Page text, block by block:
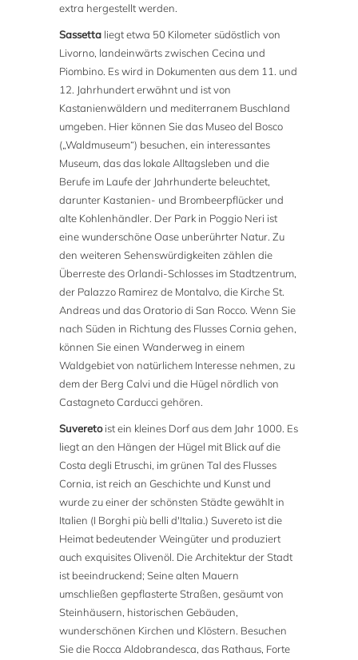
extra hergestellt werden.
Sassetta liegt etwa 50 Kilometer südöstlich von
Livorno, landeinwärts zwischen Cecina und
Piombino. Es wird in Dokumenten aus dem 11. und
12. Jahrhundert erwähnt und ist von
Kastanienwäldern und mediterranem Buschland
umgeben. Hier können Sie das Museo del Bosco
(„Waldmuseum“) besuchen, ein interessantes
Museum, das das lokale Alltagsleben und die
Berufe im Laufe der Jahrhunderte beleuchtet,
darunter Kastanien- und Brombeerpflücker und
alte Kohlenhändler. Der Park in Poggio Neri ist
eine wunderschöne Oase unberührter Natur. Zu
den weiteren Sehenswürdigkeiten zählen die
Überreste des Orlandi-Schlosses im Stadtzentrum,
der Palazzo Ramirez de Montalvo, die Kirche St.
Andreas und das Oratorio di San Rocco. Wenn Sie
nach Süden in Richtung des Flusses Cornia gehen,
können Sie einen Wanderweg in einem
Waldgebiet von natürlichem Interesse nehmen, zu
dem der Berg Calvi und die Hügel nördlich von
Castagneto Carducci gehören.
Suveretoist ein kleines Dorf aus dem Jahr 1000. Es
liegt an den Hängen der Hügel mit Blick auf die
Costa degli Etruschi, im grünen Tal des Flusses
Cornia, ist reich an Geschichte und Kunst und
wurde zu einer der schönsten Städte gewählt in
Italien (I Borghi più belli d'Italia.) Suvereto ist die
Heimat bedeutender Weingüter und produziert
auch exquisites Olivenöl. Die Architektur der Stadt
ist beeindruckend; Seine alten Mauern
umschließen gepflasterte Straßen, gesäumt von
Steinhäusern, historischen Gebäuden,
wunderschönen Kirchen und Klöstern. Besuchen
Sie die Rocca Aldobrandesca, das Rathaus, Forte